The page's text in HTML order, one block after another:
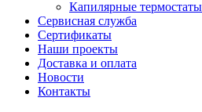
Капилярные
Сервисная служба
Сертификаты
Наши проекты
Доставка и оплата
Новости
Контакты